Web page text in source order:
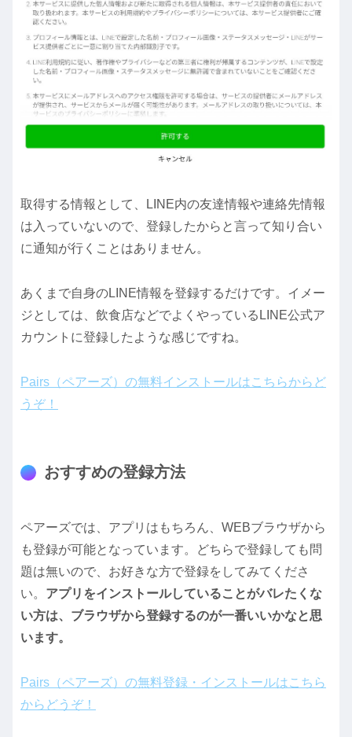
取得する情報として、LINE内の友達情報や連絡先情報
は入っていないので、登録したからと言って知り合い
に通知が行くことはありません。
あくまで自身のLINE情報を登録するだけです。イメー
ジとしては、飲食店などでよくやっているLINE公式ア
カウントに登録したような感じですね。
Pairs（ペアーズ）の無料インストールはこちらからど
うぞ！
おすすめの登録方法
ペアーズでは、アプリはもちろん、WEBブラウザから
も登録が可能となっています。どちらで登録しても問
題は無いので、お好きな方で登録をしてみてくださ
い。 アプリをインストールしていることがバレたくな
い方は、ブラウザから登録するのが一番いいかなと思
います。
Pairs（ペアーズ）の無料登録・インストールはこちら
からどうぞ！